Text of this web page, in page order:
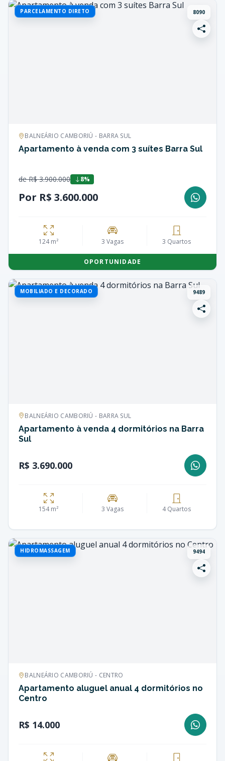
PARCELAMENTO DIRETO 8090
BALNEÁRIO CAMBORIÚ - BARRA SUL
Apartamento à venda com 3 suítes Barra Sul
de R$ 3.900.000 8%
Por R$ 3.600.000
124 m² 3 Vagas 3 Quartos
OPORTUNIDADE
MOBILIADO E DECORADO 9489
BALNEÁRIO CAMBORIÚ - BARRA SUL
Apartamento à venda 4 dormitórios na Barra
Sul
R$ 3.690.000
154 m² 3 Vagas 4 Quartos
HIDROMASSAGEM 9494
BALNEÁRIO CAMBORIÚ - CENTRO
Apartamento aluguel anual 4 dormitórios no
Centro
R$ 14.000